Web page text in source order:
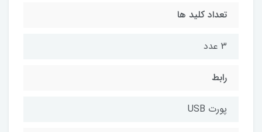
تعداد کلید ها
3 عدد
رابط
پورت USB